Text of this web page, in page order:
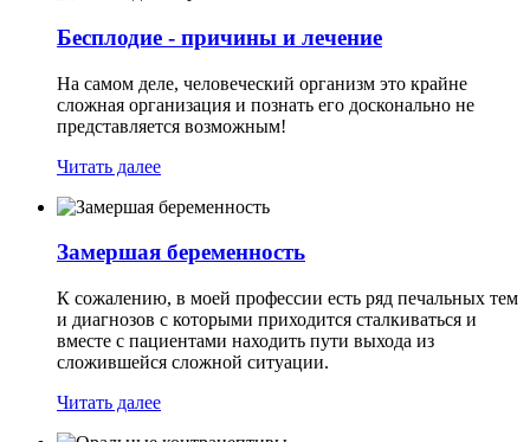
Бесплодие - причины и лечение
На самом деле, человеческий организм это крайне
сложная организация и познать его досконально не
представляется возможным!
Читать далее
Замершая беременность
К сожалению, в моей профессии есть ряд печальных тем
и диагнозов с которыми приходится сталкиваться и
вместе с пациентами находить пути выхода из
сложившейся сложной ситуации.
Читать далее